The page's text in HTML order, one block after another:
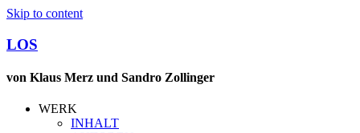
Skip to content
LOS
von Klaus Merz und Sandro Zollinger
WERK
INHALT